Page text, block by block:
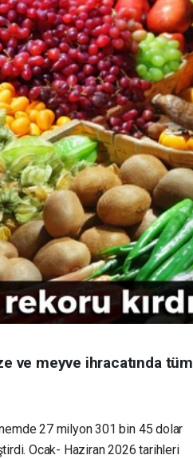
ve meyve ihracatında tüm
27 milyon 301 bin 45 dolar
Ocak- Haziran 2026 tarihleri